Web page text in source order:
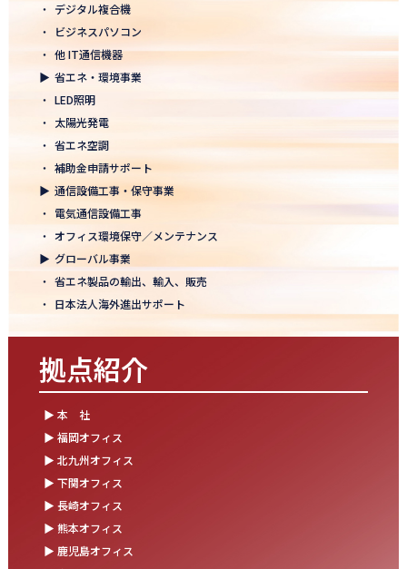
2025.11.06
「心を高め、経営を伸ばす」NDグループが「稲盛フィロソフィー
世界大会」に参画
モノづくりフェア2025にて講演登壇！LED照明の未来を語る
2025.10.17
結束を深めた2日間！創立50年目の方針発表会を開催！
2025.10.07
【日本電通グループ内定式開催】2026年度卒 新卒10期生が本社に
集まりました！
2025.09.11
松山オフィスお引っ越し！快適空間にアップグレード✨
湯布院保養所をリノベーションし、9月オープン！～社員とご家族
の「心と体のリフレッシュ拠点」に～
松山オフィス 事務所移転のお知らせ
2025.08.05
業務効率が劇的に進化！商品ビリンググループにRPAを導入しまし
・ デジタル複合機
・
ビジネスパソコン
・ 他 IT通信機器
▶ 省エネ・環境事業
・ LED照明
・ 太陽光発電
・ 省エネ空調
・ 補助金申請サポート
▶ 通信設備工事・保守事業
・ 電気通信設備工事
・ オフィス環境保守／メンテナンス
▶ グローバル事業
・ 省エネ製品の輸出、輸入、販売
・ 日本法人海外進出サポート
拠点紹介
▶ 本 社
▶ 福岡オフィス
▶ 北九州オフィス
▶ 下関オフィス
▶ 長崎オフィス
▶ 熊本オフィス
▶ 鹿児島オフィス